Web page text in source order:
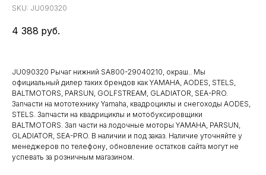
SKU: JU090320
4 388 руб.
JU090320 Рычаг нижний SA800-29040210, окраш.. Мы
официальный дилер таких брендов как YAMAHA, AODES, STELS,
BALTMOTORS, PARSUN, GOLFSTREAM, GLADIATOR, SEA-PRO.
Запчасти на мототехнику Yamaha, квадроциклы и снегоходы AODES,
STELS. Запчасти на квадрициклы и мотобуксировщики
BALTMOTORS. Зап части на лодочные моторы YAMAHA, PARSUN,
GLADIATOR, SEA-PRO. В наличии и под заказ. Наличие уточняйте у
менеджеров по телефону, обновление остатков сайта могут не
успевать за розничным магазином.